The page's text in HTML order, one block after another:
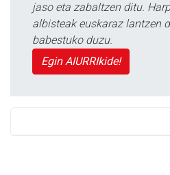
jaso eta zabaltzen ditu.
albisteak euskaraz lantzen
babestuko duzu.
Egin AIURRIkide!